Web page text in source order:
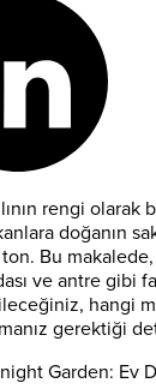
rengi olarak
doğanın
Bu
ve antre gibi
hangi
gerektiği